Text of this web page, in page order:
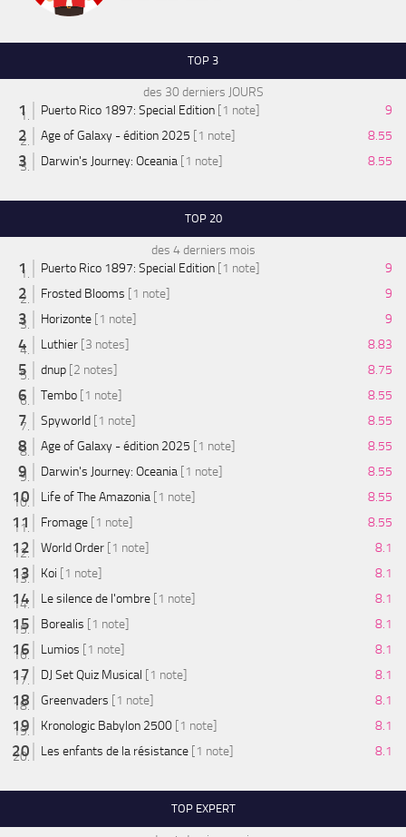
TOP 3
des 30 derniers JOURS
Puerto Rico 1897: Special Edition [1 note]
9
Age of Galaxy - édition 2025 [1 note]
8.55
Darwin's Journey: Oceania [1 note] 8.55
TOP 20
des 4 derniers mois
Puerto Rico 1897: Special Edition [1 note]
9
Frosted Blooms [1 note]
9
Horizonte [1 note]
9
Luthier [3 notes]
8.83
dnup [2 notes]
8.75
Tembo [1 note]
8.55
Spyworld [1 note]
8.55
Age of Galaxy - édition 2025 [1 note]
8.55
Darwin's Journey: Oceania [1 note]
8.55
Life of The Amazonia [1 note]
8.55
Fromage [1 note]
8.55
World Order [1 note]
8.1
Koi [1 note]
8.1
Le silence de l'ombre [1 note]
8.1
Borealis [1 note]
8.1
Lumios [1 note]
8.1
DJ Set Quiz Musical [1 note]
8.1
Greenvaders [1 note]
8.1
Kronologic Babylon 2500 [1 note]
8.1
Les enfants de la résistance [1 note] 8.1
TOP EXPERT